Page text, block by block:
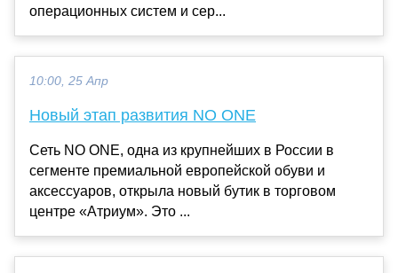
операционных систем и сер...
10:00, 25 Апр
Новый этап развития NO ONE
Сеть NO ONE, одна из крупнейших в России в
сегменте премиальной европейской обуви и
аксессуаров, открыла новый бутик в торговом
центре «Атриум». Это ...